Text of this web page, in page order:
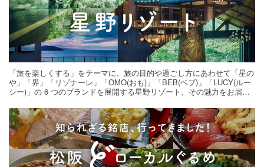
「旅を楽しくする」をテーマに、旅の目的や過ごし方にあわせて「星の
や」「界」「リゾナーレ」「OMO(おも)」「BEB(ベブ)」「LUCY(ルー
シー)」の 6 つのブランドを展開する星野リゾート。その魅力をお届け